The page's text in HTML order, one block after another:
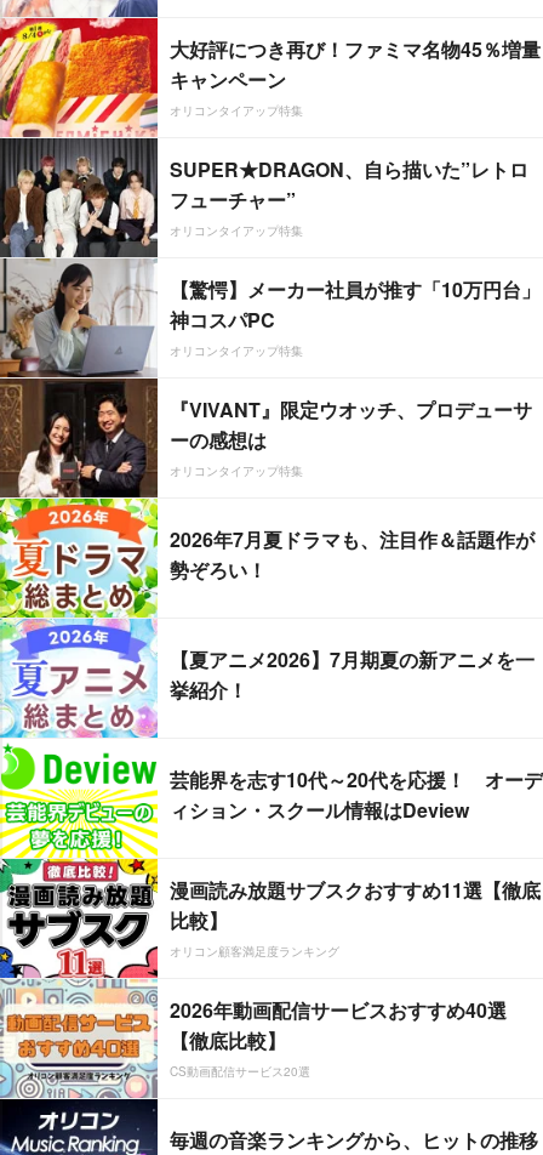
大好評につき再び！ファミマ名物45％増量
キャンペーン
オリコンタイアップ特集
SUPER★DRAGON、自ら描いた”レトロ
フューチャー”
オリコンタイアップ特集
【驚愕】メーカー社員が推す「10万円台」
神コスパPC
オリコンタイアップ特集
『VIVANT』限定ウオッチ、プロデューサ
ーの感想は
オリコンタイアップ特集
2026年7月夏ドラマも、注目作＆話題作が
勢ぞろい！
【夏アニメ2026】7月期夏の新アニメを一
挙紹介！
芸能界を志す10代～20代を応援！ オーデ
ィション・スクール情報はDeview
漫画読み放題サブスクおすすめ11選【徹底
比較】
オリコン顧客満足度ランキング
2026年動画配信サービスおすすめ40選
【徹底比較】
CS動画配信サービス20選
毎週の音楽ランキングから、ヒットの推移